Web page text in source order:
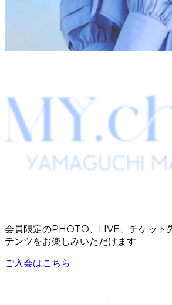
会員限定のPHOTO、LIVE、チケット
テンツをお楽しみいただけます
ご入会はこちら